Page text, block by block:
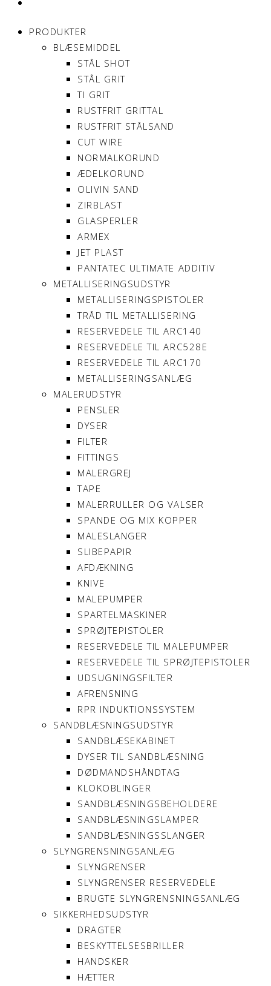
PRODUKTER
BLÆSEMIDDEL
STÅL SHOT
STÅL GRIT
TI GRIT
RUSTFRIT GRITTAL
RUSTFRIT STÅLSAND
CUT WIRE
NORMALKORUND
ÆDELKORUND
OLIVIN SAND
ZIRBLAST
GLASPERLER
ARMEX
JET PLAST
PANTATEC ULTIMATE ADDITIV
METALLISERINGSUDSTYR
METALLISERINGSPISTOLER
TRÅD TIL METALLISERING
RESERVEDELE TIL ARC140
RESERVEDELE TIL ARC528E
RESERVEDELE TIL ARC170
METALLISERINGSANLÆG
MALERUDSTYR
PENSLER
DYSER
FILTER
FITTINGS
MALERGREJ
TAPE
MALERRULLER OG VALSER
SPANDE OG MIX KOPPER
MALESLANGER
SLIBEPAPIR
AFDÆKNING
KNIVE
MALEPUMPER
SPARTELMASKINER
SPRØJTEPISTOLER
RESERVEDELE TIL MALEPUMPER
RESERVEDELE TIL SPRØJTEPISTOLER
UDSUGNINGSFILTER
AFRENSNING
RPR INDUKTIONSSYSTEM
SANDBLÆSNINGSUDSTYR
SANDBLÆSEKABINET
DYSER TIL SANDBLÆSNING
DØDMANDSHÅNDTAG
KLOKOBLINGER
SANDBLÆSNINGSBEHOLDERE
SANDBLÆSNINGSLAMPER
SANDBLÆSNINGSSLANGER
SLYNGRENSNINGSANLÆG
SLYNGRENSER
SLYNGRENSER RESERVEDELE
BRUGTE SLYNGRENSNINGSANLÆG
SIKKERHEDSUDSTYR
DRAGTER
BESKYTTELSESBRILLER
HANDSKER
HÆTTER